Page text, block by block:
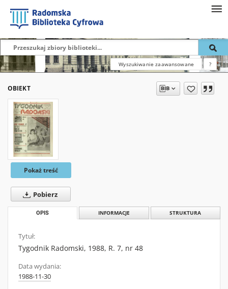
Wyszukiwanie zaawansowane ?
OBIEKT
Pokaż treść
Pobierz
OPIS INFORMACJE STRUKTURA
Tytuł:
Tygodnik Radomski, 1988, R. 7, nr 48
Data wydania:
1988-11-30